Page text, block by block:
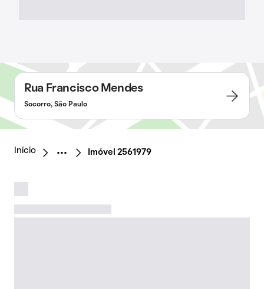
Rua Francisco Mendes
Socorro, São Paulo
Início Imóvel 2561979